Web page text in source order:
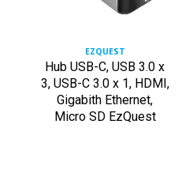
EZQUEST
Hub USB-C, USB 3.0 x
3, USB-C 3.0 x 1, HDMI,
Gigabith Ethernet,
Micro SD EzQuest